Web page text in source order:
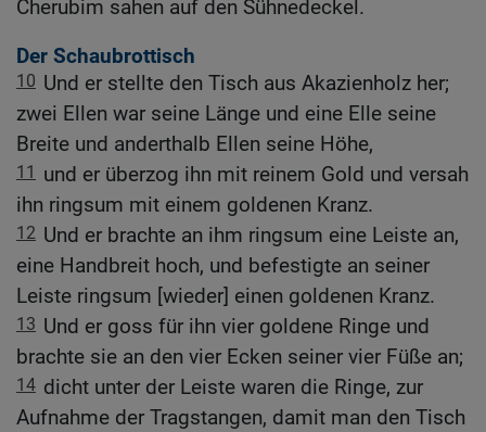
Cherubim sahen auf den Sühnedeckel.
Der Schaubrottisch
10 Und er stellte den Tisch aus Akazienholz her;
zwei Ellen war seine Länge und eine Elle seine
Breite und anderthalb Ellen seine Höhe,
11
und er überzog ihn mit reinem Gold und versah
ihn ringsum mit einem goldenen Kranz.
12 Und er brachte an ihm ringsum eine Leiste an,
eine Handbreit hoch, und befestigte an seiner
Leiste ringsum [wieder] einen goldenen Kranz.
13 Und er goss für ihn vier goldene Ringe und
brachte sie an den vier Ecken seiner vier Füße an;
14 dicht unter der Leiste waren die Ringe, zur
Aufnahme der Tragstangen, damit man den Tisch